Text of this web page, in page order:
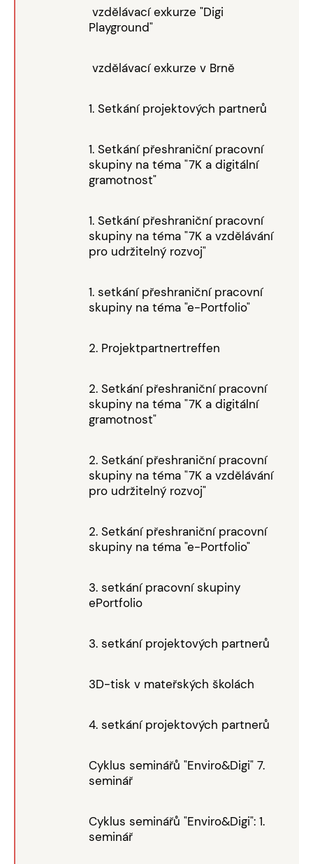
vzdělávací exkurze "Digi
Playground"
vzdělávací exkurze v Brně
1. Setkání projektových partnerů
1. Setkání přeshraniční pracovní
skupiny na téma "7K a digitální
gramotnost"
1. Setkání přeshraniční pracovní
skupiny na téma "7K a vzdělávání
pro udržitelný rozvoj"
1. setkání přeshraniční pracovní
skupiny na téma "e-Portfolio"
2. Projektpartnertreffen
2. Setkání přeshraniční pracovní
skupiny na téma "7K a digitální
gramotnost"
2. Setkání přeshraniční pracovní
skupiny na téma "7K a vzdělávání
pro udržitelný rozvoj"
2. Setkání přeshraniční pracovní
skupiny na téma "e-Portfolio"
3. setkání pracovní skupiny
ePortfolio
3. setkání projektových partnerů
3D-tisk v mateřských školách
4. setkání projektových partnerů
Cyklus seminářů "Enviro&Digi" 7.
seminář
Cyklus seminářů "Enviro&Digi": 1.
seminář